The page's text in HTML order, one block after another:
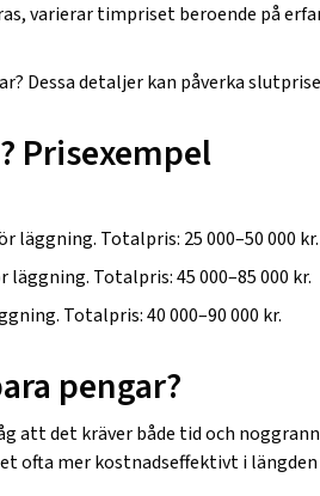
varierar timpriset beroende på
Dessa detaljer kan påverka
Prisexempel
läggning. Totalpris: 25 000–50 000 kr.
Totalpris: 45 000–85 000 kr.
Totalpris: 40 000–90 000 kr.
pengar?
att det kräver både tid och
ofta mer kostnadseffektivt i